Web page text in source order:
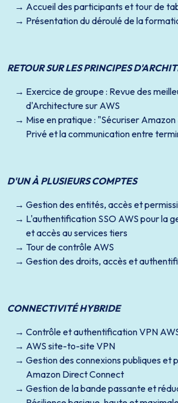
Accueil des participants et tour de
Présentation du déroulé de la
RETOUR SUR LES PRINCIPES
Exercice de groupe : Revue des
d'Architecture sur AWS
Mise en pratique : "Sécuriser
Privé et la communication entre
D'UN À PLUSIEURS COMPTES
Gestion des entités, accès et
L'authentification SSO AWS pour la
et accès au services tiers
Tour de contrôle AWS
Gestion des droits, accès et
CONNECTIVITÉ HYBRIDE
Contrôle et authentification VPN
AWS site-to-site VPN
Gestion des connexions publiques et
Amazon Direct Connect
Gestion de la bande passante et